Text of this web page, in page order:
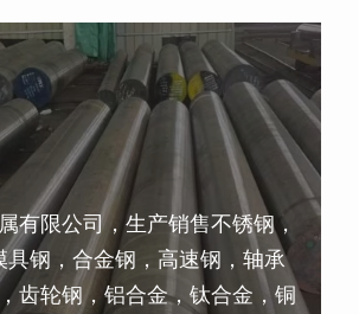
有限公司，生产销售不锈钢，
具钢，合金钢，高速钢，轴承
齿轮钢，铝合金，钛合金，铜